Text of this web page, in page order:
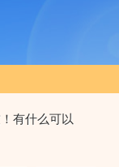
有什么可以